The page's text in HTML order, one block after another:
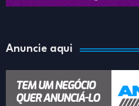
Anuncie aqui